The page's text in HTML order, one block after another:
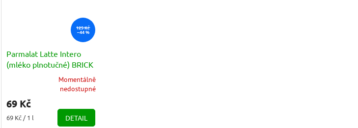
125 Kč
–44 %
Parmalat Latte Intero
(mléko plnotučné) BRICK
produktu
5,0
Momentálně
nedostupné
69 Kč
Měrná
69 Kč / 1 l DETAIL